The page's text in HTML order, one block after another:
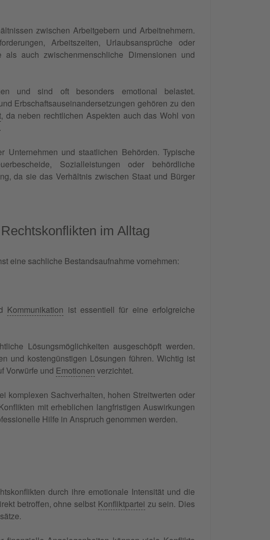
zwischen Arbeitgebern und Arbeitnehmern.
Arbeitszeiten, Urlaubsansprüche oder
auch zwischenmenschliche Dimensionen und
und sind oft besonders emotional belastet.
Erbschaftsauseinandersetzungen gehören zu den
, da neben rechtlichen Aspekten auch das Wohl von
Unternehmen und staatlichen Behörden. Typische
Sozialleistungen oder behördliche
da sie das Verhältnis zwischen Staat und Bürger
im Alltag
eine sachliche Bestandsaufnahme vornehmen:
Kommunikation ist essentiell für eine erfolgreiche
Lösungsmöglichkeiten ausgeschöpft werden.
und kostengünstigen Lösungen führen. Wichtig ist
Vorwürfe und Emotionen verzichtet.
komplexen Sachverhalten, hohen Streitwerten oder
mit erheblichen langfristigen Auswirkungen
Hilfe in Anspruch genommen werden.
durch ihre emotionale Intensität und die
betroffen, ohne selbst Konfliktpartei zu sein. Dies